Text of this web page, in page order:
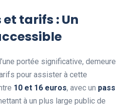
tarifs : Un
portée significative, demeure
pour assister à cette
10 et 16 euros, avec un pass
à un plus large public de